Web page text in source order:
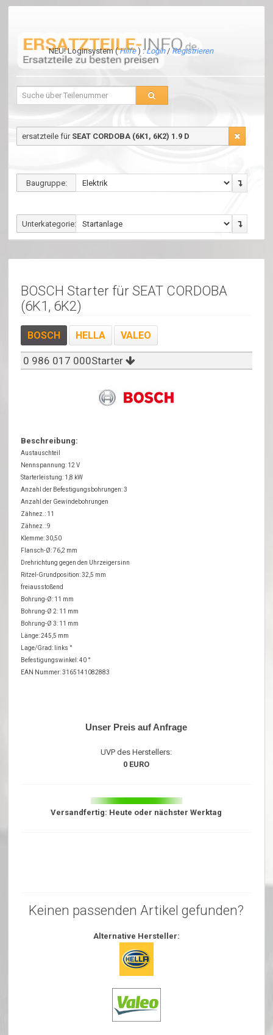
NEU! Loginsystem (Hilfe) :Login/Registrieren
ersatzteile für SEAT CORDOBA (6K1, 6K2) 1.9 D
Baugruppe:
Unterkategorie:
BOSCH Starter für SEAT CORDOBA
(6K1, 6K2)
BOSCH HELLA VALEO
0 986 017 000Starter
Beschreibung:
Austauschteil
Nennspannung: 12 V
Starterleistung: 1,8 kW
Anzahl der Befestigungsbohrungen: 3
Anzahl der Gewindebohrungen
Zähnez.: 11
Zähnez.: 9
Klemme: 30,50
Flansch-Ø: 76,2 mm
Drehrichtung gegen den Uhrzeigersinn
Ritzel-Grundposition: 32,5 mm
freiausstoßend
Bohrung-Ø: 11 mm
Bohrung-Ø 2: 11 mm
Bohrung-Ø 3: 11 mm
Länge: 245,5 mm
Lage/Grad: links °
Befestigungswinkel: 40 °
EAN Nummer: 3165141082883
Unser Preis auf Anfrage
UVP des Herstellers:
0 EURO
Versandfertig: Heute oder nächster Werktag
Keinen passenden Artikel gefunden?
Alternative Hersteller: